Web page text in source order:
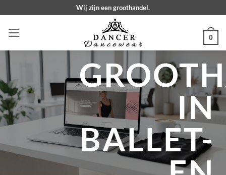
inhoud
Wij zijn een groothandel.
0
IN
BALLET-